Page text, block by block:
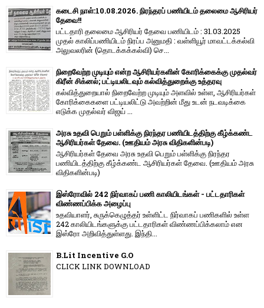
கடைசி நாள்:10.08.2026. நிரந்தரப் பணியிடம் தலைமை ஆசிரியர்
தேவை!!
பட்டதாரி தலைமை ஆசிரியர் தேவை பணியிடம் : 31.03.2025
முதல் காலிப்பணியிடம் நிரப்ப அனுமதி : வள்ளியூர் மாவட்டக்கல்வி
அலுவலரின் (தொடக்கக்கல்வி) செ...
நிறைவேற்ற முடியும் என்ற ஆசிரியர்களின் கோரிக்கைக்கு முதல்வர்
கிரீன் சிக்னல்; பட்டியலிடவும் கல்வித்துறைக்கு உத்தரவு
கல்வித்துறையால் நிறைவேற்ற முடியும் அளவில் உள்ள, ஆசிரியர்கள்
கோரிக்கைகளை பட்டியலிட்டு அவற்றின் மீது உடன் நடவடிக்கை
எடுக்க முதல்வர் விஜய் ...
அரசு உதவி பெறும் பள்ளிக்கு நிரந்தர பணியிடத்திற்கு கீழ்க்கண்ட
ஆசிரியர்கள் தேவை. (ஊதியம் அரசு விதிகளின்படி)
ஆசிரியர்கள் தேவை அரசு உதவி பெறும் பள்ளிக்கு நிரந்தர
பணியிடத்திற்கு கீழ்க்கண்ட ஆசிரியர்கள் தேவை. (ஊதியம் அரசு
விதிகளின்படி)
இஸ்ரோவில் 242 நிர்வாகப் பணி காலியிடங்கள் - பட்டதாரிகள்
விண்ணப்பிக்க அழைப்பு
உதவியாளர், சுருக்கெழுத்தர் உள்ளிட்ட நிர்வாகப் பணிகளில் உள்ள
242 காலியிடங்களுக்கு பட்டதாரிகள் விண்ணப்பிக்கலாம் என
இஸ்ரோ அறிவித்துள்ளது. இந்தி...
B.Lit Incentive G.O
CLICK LINK DOWNLOAD